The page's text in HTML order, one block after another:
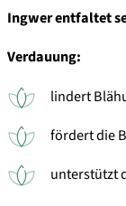
Ingwer entfaltet
Verdauung:
lindert
fördert die
unterstützt